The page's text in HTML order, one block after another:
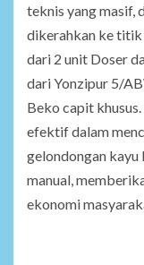
teknis yang masif,
dikerahkan ke titik
dari 2 unit Doser
dari Yonzipur 5/
Beko capit
efektif dalam
gelondongan kayu
manual,
ekonomi